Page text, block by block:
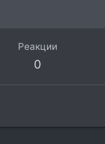
Реакции
0